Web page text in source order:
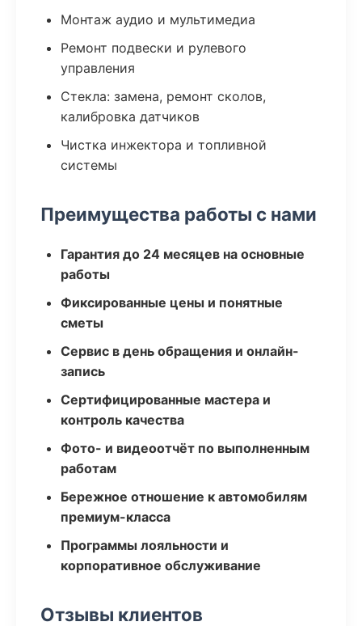
Монтаж аудио и мультимедиа
Ремонт подвески и рулевого
управления
Стекла: замена, ремонт сколов,
калибровка датчиков
Чистка инжектора и топливной
системы
Преимущества работы с нами
Гарантия до 24 месяцев на основные
работы
Фиксированные цены и понятные
сметы
Сервис в день обращения и онлайн-
запись
Сертифицированные мастера и
контроль качества
Фото- и видеоотчёт по выполненным
работам
Бережное отношение к автомобилям
премиум-класса
Программы лояльности и
корпоративное обслуживание
Отзывы клиентов